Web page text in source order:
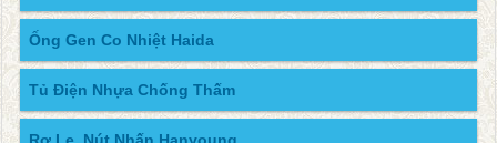
Ống Gen Co Nhiệt Haida
Tủ Điện Nhựa Chống Thấm